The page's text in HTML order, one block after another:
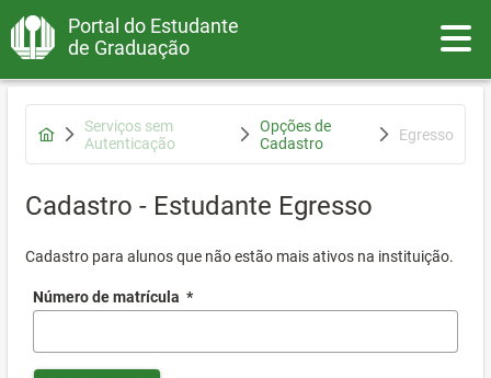
Portal do Estudante
de Graduação
Serviços sem
Autenticação
Opções de
Cadastro
Egresso
Cadastro - Estudante Egresso
Cadastro para alunos que não estão mais ativos na instituição.
Número de matrícula *